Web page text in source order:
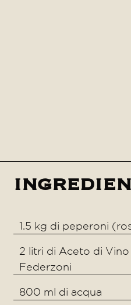
1.5 kg di peperoni
2 litri di Aceto di
Federzoni
800 ml di acqua